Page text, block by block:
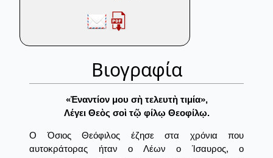
Βιογραφία
«Ἐναντίον μου σὴ τελευτὴ τιμία»,
Λέγει Θεὸς σοὶ τῷ φίλῳ Θεοφίλῳ.
Ο Όσιος Θεόφιλος έζησε στα χρόνια που
αυτοκράτορας ήταν ο Λέων ο Ίσαυρος, ο